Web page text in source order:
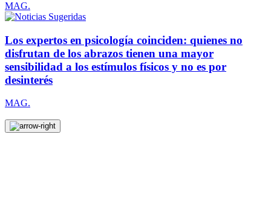
MAG.
Los expertos en psicología coinciden: quienes no
disfrutan de los abrazos tienen una mayor
sensibilidad a los estímulos físicos y no es por
desinterés
MAG.